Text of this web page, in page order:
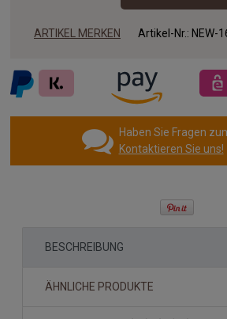
ARTIKEL MERKEN Artikel-Nr.: NEW-
Haben Sie Fragen
Kontaktieren Sie uns!
BESCHREIBUNG
ÄHNLICHE PRODUKTE